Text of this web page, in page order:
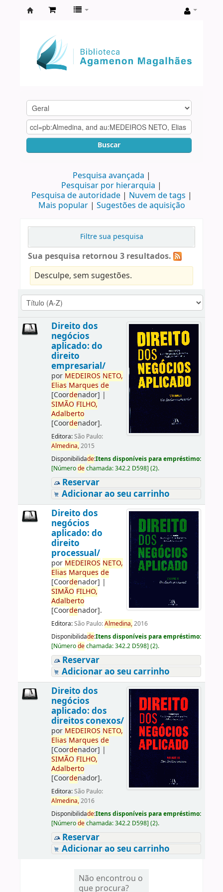
Agamenon
Magalhães
Buscar
Pesquisa avançada
Pesquisar por hierarquia
Pesquisa de autoridade
Nuvem de tags
Mais popular
Sugestões de aquisição
Filtre sua pesquisa
Sua pesquisa retornou 3 resultados.
Desculpe, sem sugestões.
Direito dos
negócios
aplicado: do
direito
empresarial/
por MEDEIROS NETO,
Elias Marques de
[Coordenador] |
SIMÃO FILHO,
Adalberto
[Coordenador].
Editora:São Paulo:
Almedina,2015
Disponibilidade:Itens disponíveis para empréstimo:
[Númerodechamada:342.2 D598] (2).
Reservar
Adicionar ao seu carrinho
Direito dos
negócios
aplicado: do
direito
processual/
por MEDEIROS NETO,
Elias Marques de
[Coordenador] |
SIMÃO FILHO,
Adalberto
[Coordenador].
Editora:São Paulo:Almedina,2016
Disponibilidade:Itens disponíveis para empréstimo:
[Númerodechamada:342.2 D598] (2).
Reservar
Adicionar ao seu carrinho
Direito dos
negócios
aplicado: dos
direitos conexos/
por MEDEIROS NETO,
Elias Marques de
[Coordenador] |
SIMÃO FILHO,
Adalberto
[Coordenador].
Editora:São Paulo:
Almedina,2016
Disponibilidade:Itens disponíveis para empréstimo:
[Númerodechamada:342.2 D598] (2).
Reservar
Adicionar ao seu carrinho
Não encontrou o
que procura?